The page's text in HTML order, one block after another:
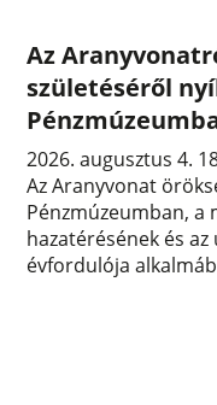
Az
születéséről
2026. augusztus 4.
Az Aranyvonat
Pénzmúzeumban,
hazatérésének és
évfordulója